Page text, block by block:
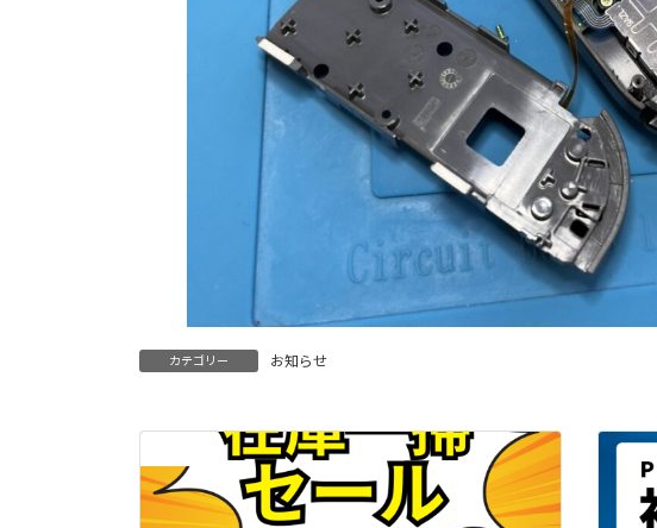
カテゴリー お知らせ